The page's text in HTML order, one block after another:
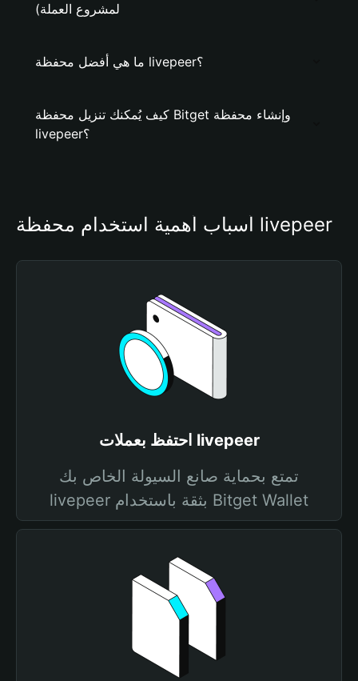
لمشروع العملة)
ما هي أفضل محفظة livepeer؟
كيف يُمكنك تنزيل محفظة Bitget وإنشاء محفظة
livepeer؟
أسباب أهمية استخدام محفظة livepeer
احتفظ بعملات livepeer
تمتع بحماية صانع السيولة الخاص بك
livepeer بثقة باستخدام Bitget Wallet